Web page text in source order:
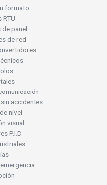
formato
RTU
de panel
de red
accidentes
nivel
visual
P.I.D.